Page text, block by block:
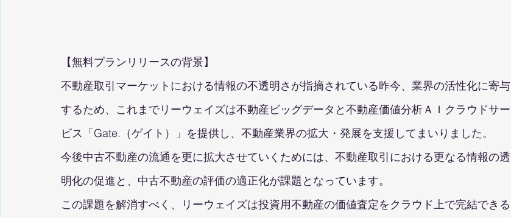
【無料プランリリースの背景】
不動産取引マーケットにおける情報の不透明さが指摘されている昨今、業界の活性化に寄与
するため、これまでリーウェイズは不動産ビッグデータと不動産価値分析ＡＩクラウドサー
ビス「Gate.（ゲイト）」を提供し、不動産業界の拡大・発展を支援してまいりました。
今後中古不動産の流通を更に拡大させていくためには、不動産取引における更なる情報の透
明化の促進と、中古不動産の評価の適正化が課題となっています。
この課題を解消すべく、リーウェイズは投資用不動産の価値査定をクラウド上で完結できる